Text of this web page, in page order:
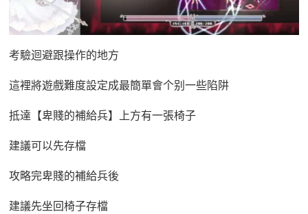
考驗迴避跟操作的地方
這裡將遊戲難度設定成最簡單會个别一些陷阱
抵達【卑賤的補給兵】上方有一張椅子
建議可以先存檔
攻略完卑賤的補給兵後
建議先坐回椅子存檔